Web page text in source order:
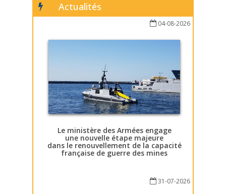
Actualités
04-08-2026
Le ministère des Armées engage
une nouvelle étape majeure
dans le renouvellement de la capacité
française de guerre des mines
31-07-2026